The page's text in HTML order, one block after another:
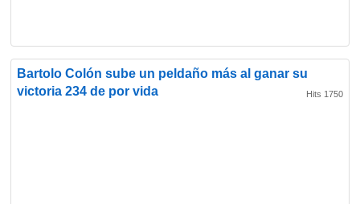
Bartolo Colón sube un peldaño más al ganar su
victoria 234 de por vida
Hits 1750